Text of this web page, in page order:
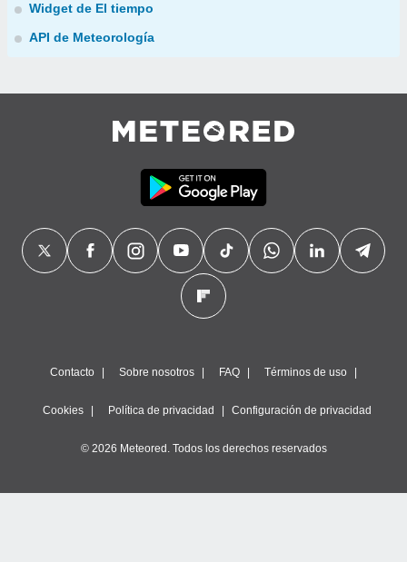
Widget de El tiempo
API de Meteorología
Contacto Sobre nosotros FAQ Términos de uso
Cookies Política de privacidad Configuración de privacidad
© 2026 Meteored. Todos los derechos reservados